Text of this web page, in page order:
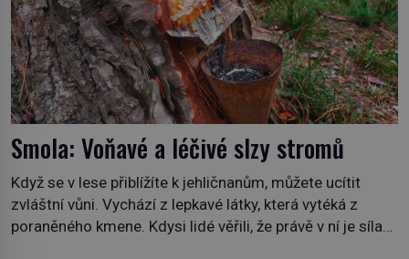
Smola: Voňavé a léčivé slzy stromů
Když se v lese přiblížíte k jehličnanům, můžete ucítit
zvláštní vůni. Vychází z lepkavé látky, která vytéká z
poraněného kmene. Kdysi lidé věřili, že právě v ní je síla